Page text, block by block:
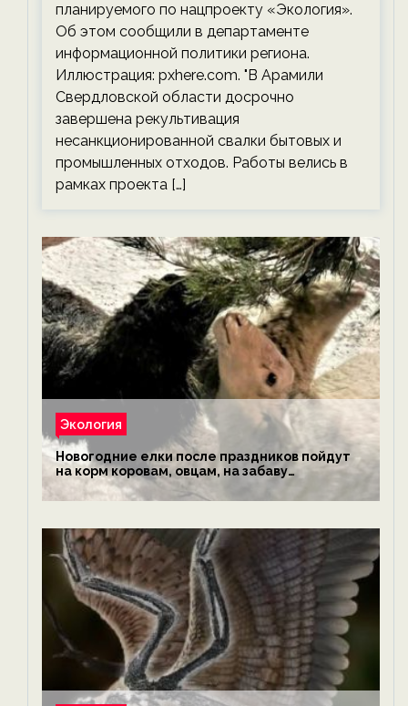
планируемого по нацпроекту «Экология».
Об этом сообщили в департаменте
информационной политики региона.
Иллюстрация: pxhere.com. "В Арамили
Свердловской области досрочно
завершена рекультивация
несанкционированной свалки бытовых и
промышленных отходов. Работы велись в
рамках проекта […]
Экология
Новогодние елки после праздников пойдут
на корм коровам, овцам, на забаву
обезьянам, львам и леопардам — новости
экологии на ECOportal